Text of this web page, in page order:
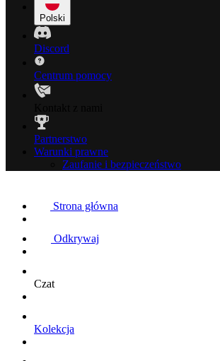
Polski
Discord
Centrum pomocy
Partnerstwo
Warunki prawne
Zaufanie i bezpieczeństwo
Strona główna
Odkrywaj
Czat
Kolekcja